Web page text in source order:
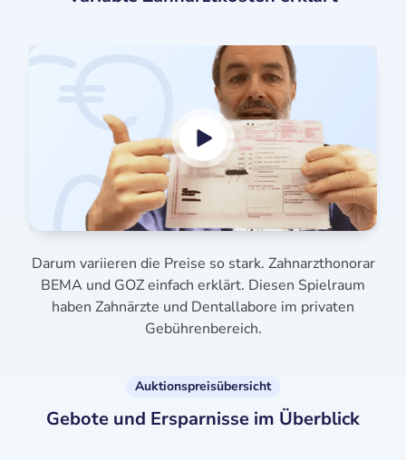
Darum variieren die Preise so stark. Zahnarzthonorar
BEMA und GOZ einfach erklärt. Diesen Spielraum
haben Zahnärzte und Dentallabore im privaten
Gebührenbereich.
Auktionspreisübersicht
Gebote und Ersparnisse im Überblick